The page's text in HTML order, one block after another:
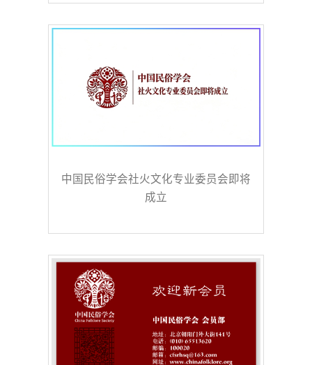
中国民俗学会社火文化专业委员会即将
成立